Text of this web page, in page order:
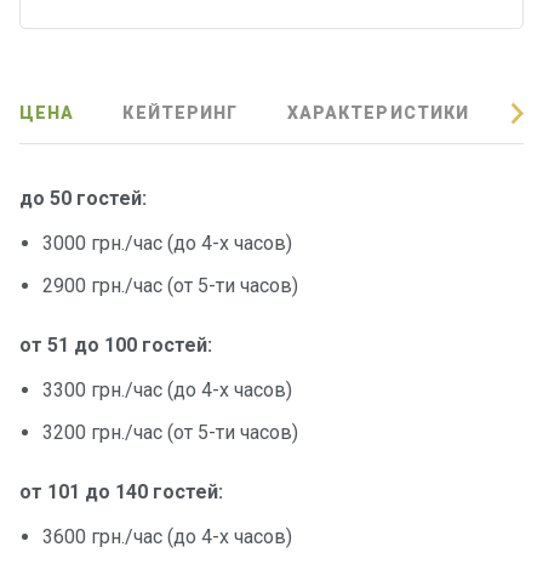
ЦЕНА КЕЙТЕРИНГ ХАРАКТЕРИСТИКИ
до 50 гостей:
3000 грн./час (до 4-х часов)
2900 грн./час (от 5-ти часов)
от 51 до 100 гостей:
3300 грн./час (до 4-х часов)
3200 грн./час (от 5-ти часов)
от 101 до 140 гостей:
3600 грн./час (до 4-х часов)